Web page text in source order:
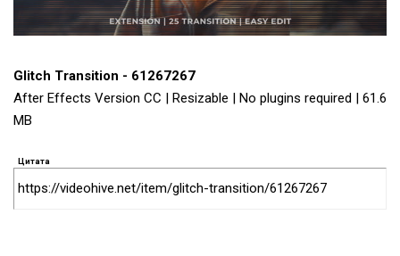
Glitch Transition - 61267267
After Effects Version CC | Resizable | No plugins required | 61.6
MB
Цитата
https://videohive.net/item/glitch-transition/61267267